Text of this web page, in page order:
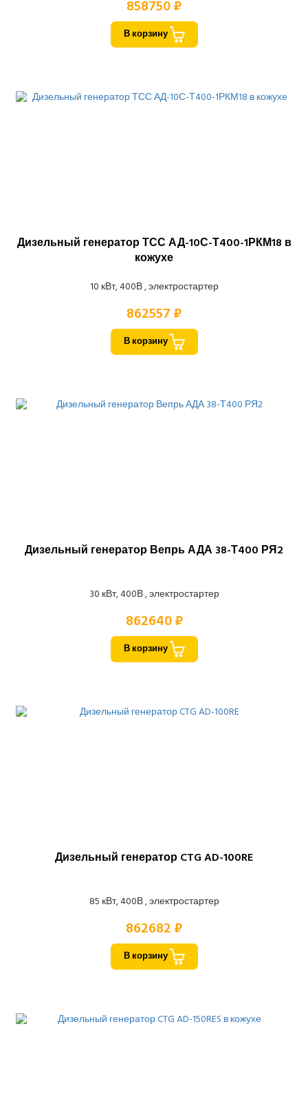
858750 ₽
В корзину
Дизельный генератор ТСС АД-10С-Т400-1РКМ18 в
кожухе
10 кВт, 400В , электростартер
862557 ₽
В корзину
Дизельный генератор Вепрь АДА 38-Т400 РЯ2
30 кВт, 400В , электростартер
862640 ₽
В корзину
Дизельный генератор CTG AD-100RE
85 кВт, 400В , электростартер
862682 ₽
В корзину